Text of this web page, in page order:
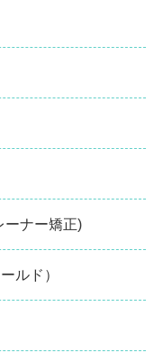
ーナー矯正)
ルド）